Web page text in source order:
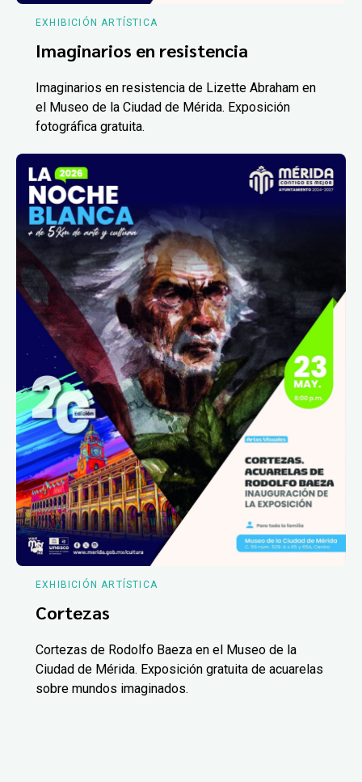
EXHIBICIÓN ARTÍSTICA
Imaginarios en resistencia
Imaginarios en resistencia de Lizette Abraham en
el Museo de la Ciudad de Mérida. Exposición
fotográfica gratuita.
EXHIBICIÓN ARTÍSTICA
Cortezas
Cortezas de Rodolfo Baeza en el Museo de la
Ciudad de Mérida. Exposición gratuita de acuarelas
sobre mundos imaginados.